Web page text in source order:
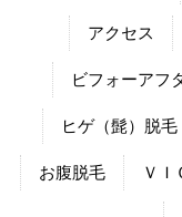
アクセス
ビフォーアフ
ヒゲ（髭）脱毛
お腹脱毛 ＶＩ